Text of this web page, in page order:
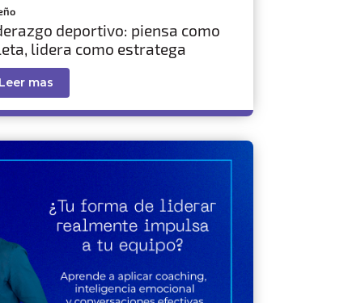
deportivo: piensa como
lidera como estratega
Leer mas